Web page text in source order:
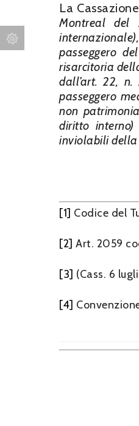
La
Montreal del
passeggero
risarcitoria
dall’art. 22,
passeggero
non
diritto
inviolabili
[1] Codice del
[2] Art. 2059
[3] (Cass. 6
[4]